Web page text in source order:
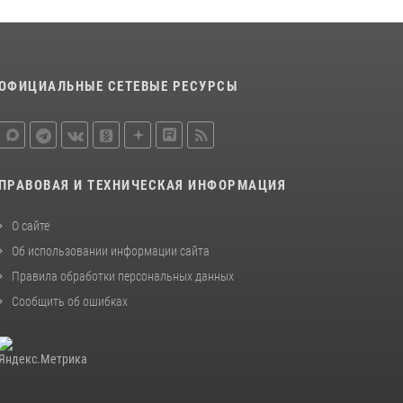
В Челябинске росгвардейцы задержали
14 июля 2026, 12:20
Состоялась рабочая встреча директора
Росгвардии Героя России генерала армии
Российской Федерации в Северо-Кавказском
федеральном округе Виталием Кузнецовым
30 июля 2026, 15:35
СЕТЕВЫЕ РЕСУРСЫ
ПРАВОВАЯ И ТЕХНИЧЕСКАЯ ИНФОРМАЦИЯ
О сайте
Об использовании информации сайта
Правила обработки персональных данных
Сообщить об ошибках